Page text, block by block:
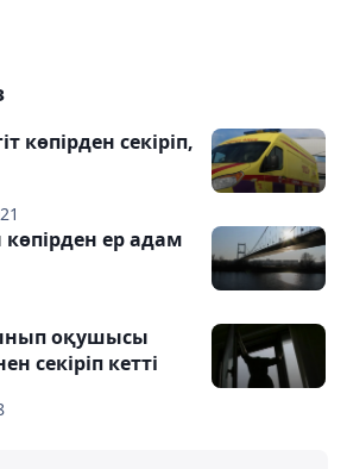
көпірден секіріп,
ер адам
оқушысы
секіріп кетті